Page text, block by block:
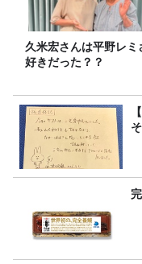
久米宏さんは平野レミ
好きだった？？